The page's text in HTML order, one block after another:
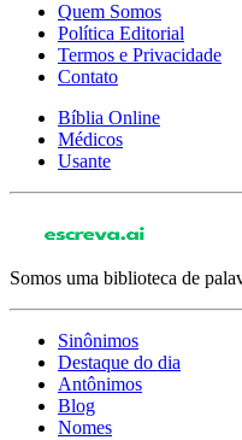
Quem Somos
Política Editorial
Termos e Privacidade
Contato
Bíblia Online
Médicos
Usante
Somos uma biblioteca de
Sinônimos
Destaque do dia
Antônimos
Blog
Nomes